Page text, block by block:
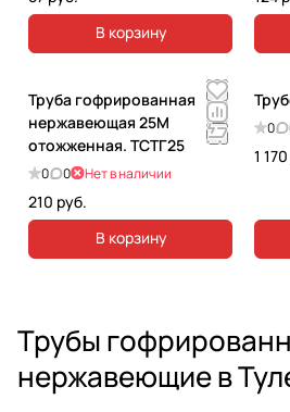
В корзину
Труба гофрированная
нержавеющая 25М
отожженная. ТСТГ25
0 0 Нет в наличии
210 руб.
В корзину
0
1
Трубы
нержавеющие в